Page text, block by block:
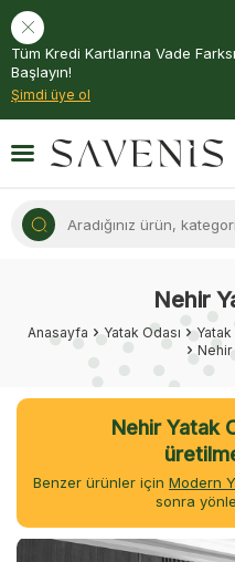
Tüm Kredi Kartlarına Vade
Başlayın!
Şimdi üye ol
Nehir
Anasayfa Yatak Odası Yatak
Nehir
Nehir Yatak
Benzer ürünler için Modern
sonra